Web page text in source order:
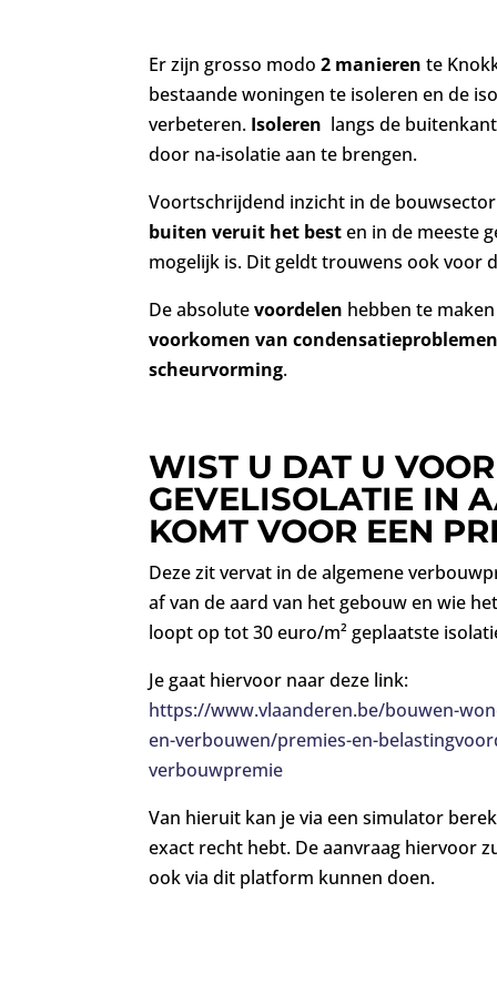
Er zijn grosso modo2 manieren te
bestaande woningen te isoleren en de
verbeteren. Isoleren langs de
door na-isolatie aan te brengen.
Voortschrijdend inzicht in de
buiten veruit het besten in de meeste
mogelijk is. Dit geldt trouwens ook voor
De absolutevoordelen hebben te
voorkomen van
scheurvorming.
WIST U DAT U VOOR
GEVELISOLATIE IN
KOMT VOOR EEN
Deze zit vervat in de algemene
af van de aard van het gebouw en wie
loopt op tot 30 euro/m² geplaatste
Je gaat hiervoor naar deze link:
https://www.vlaanderen.be/bouwen-
en-verbouwen/premies-en-
verbouwpremie
Van hieruit kan je via een simulator
exact recht hebt. De aanvraag hiervoor
ook via dit platform kunnen doen.